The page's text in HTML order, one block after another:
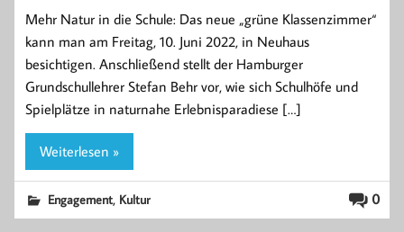
Mehr Natur in die Schule: Das neue „grüne Klassenzimmer“
kann man am Freitag, 10. Juni 2022, in Neuhaus
besichtigen. Anschließend stellt der Hamburger
Grundschullehrer Stefan Behr vor, wie sich Schulhöfe und
Spielplätze in naturnahe Erlebnisparadiese […]
Weiterlesen »
0
Engagement, Kultur